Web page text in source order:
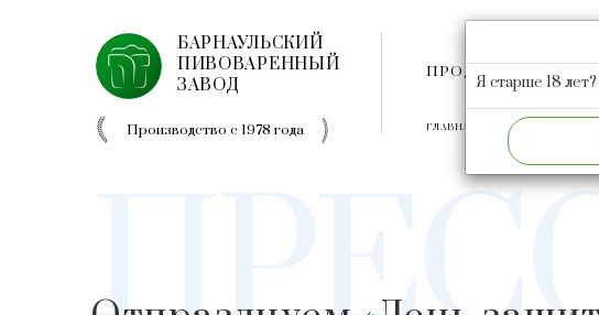
БАРНАУЛЬСКИЙ
ПИВОВАРЕННЫЙ
ЗАВОД
Производство с 1978 года
ПРОДУКЦИЯ
ГЛАВНАЯ
Я старше 18 лет?